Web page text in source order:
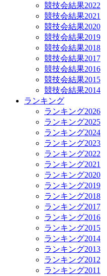
競技会結果2022
競技会結果2021
競技会結果2020
競技会結果2019
競技会結果2018
競技会結果2017
競技会結果2016
競技会結果2015
競技会結果2014
ランキング
ランキング2026
ランキング2025
ランキング2024
ランキング2023
ランキング2022
ランキング2021
ランキング2020
ランキング2019
ランキング2018
ランキング2017
ランキング2016
ランキング2015
ランキング2014
ランキング2013
ランキング2012
ランキング2011